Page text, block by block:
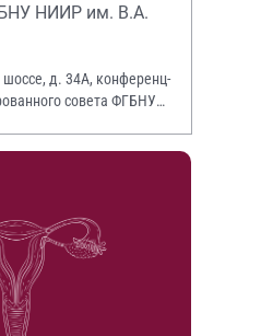
НИИР им. В.А.
д. 34А, конференц-
совета ФГБНУ